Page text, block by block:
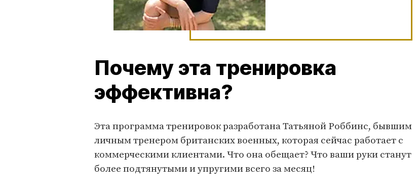
Почему эта тренировка
эффективна?
Эта программа тренировок разработана Татьяной Роббинс, бывшим
личным тренером британских военных, которая сейчас работает с
коммерческими клиентами. Что она обещает? Что ваши руки станут
более подтянутыми и упругими всего за месяц!